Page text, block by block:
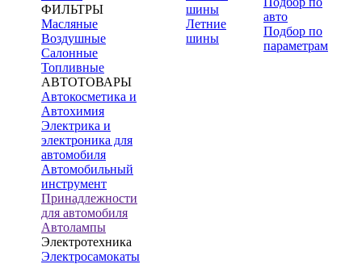
ФИЛЬТРЫ
Масляные
Воздушные
Салонные
Топливные
АВТОТОВАРЫ
Автокосметика и
Автохимия
Электрика и
электроника для
автомобиля
Автомобильный
инструмент
Принадлежности
для автомобиля
Автолампы
Электротехника
Электросамокаты
шины
Летние
шины
авто
Подбор по
параметрам